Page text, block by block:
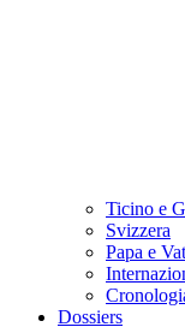
Ticino e
Svizzera
Papa e
Dossiers